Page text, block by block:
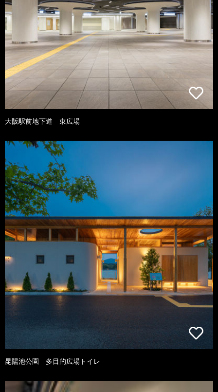
大阪駅前地下道 東広場
昆陽池公園 多目的広場トイレ